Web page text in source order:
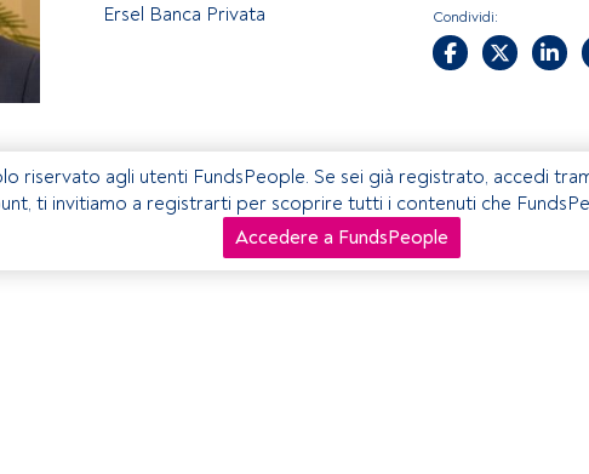
Ersel Banca Privata Condividi:
riservato agli utenti FundsPeople. Se sei già registrato, accedi
ti invitiamo a registrarti per scoprire tutti i contenuti che
Accedere a FundsPeople